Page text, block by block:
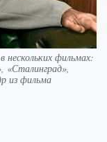
нескольких фильмах:
«Сталинград»,
из фильма